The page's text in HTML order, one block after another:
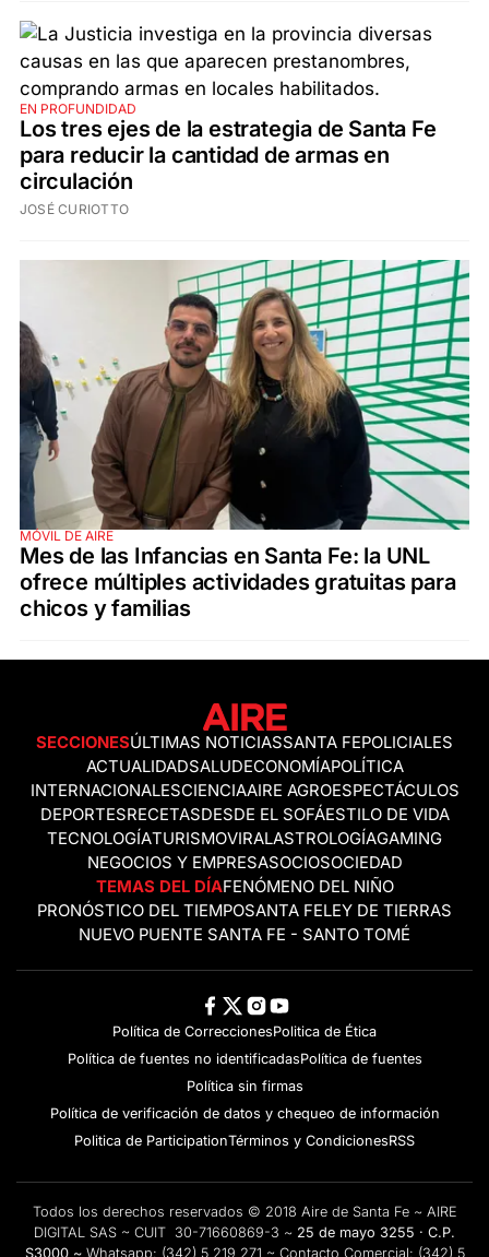
EN PROFUNDIDAD
Los tres ejes de la estrategia de Santa Fe
para reducir la cantidad de armas en
circulación
JOSÉ CURIOTTO
MÓVIL DE AIRE
Mes de las Infancias en Santa Fe: la UNL
ofrece múltiples actividades gratuitas para
chicos y familias
SECCIONESÚLTIMAS NOTICIASSANTA FEPOLICIALES
ACTUALIDADSALUDECONOMÍAPOLÍTICA
INTERNACIONALESCIENCIAAIRE AGROESPECTÁCULOS
DEPORTESRECETASDESDE EL SOFÁESTILO DE VIDA
TECNOLOGÍATURISMOVIRALASTROLOGÍAGAMING
NEGOCIOS Y EMPRESASOCIOSOCIEDAD
TEMAS DEL DÍAFENÓMENO DEL NIÑO
PRONÓSTICO DEL TIEMPOSANTA FELEY DE TIERRAS
NUEVO PUENTE SANTA FE - SANTO TOMÉ
Política de CorreccionesPolitica de Ética
Política de fuentes no identificadasPolítica de fuentes
Política sin firmas
Política de verificación de datos y chequeo de información
Politica de ParticipationTérminos y CondicionesRSS
Todos los derechos reservados © 2018 Aire de Santa Fe ~ AIRE
DIGITAL SAS ~ CUIT 30-71660869-3 ~ 25 de mayo 3255 · C.P.
S3000 ~ Whatsapp: (342) 5 219 271 ~ Contacto Comercial: (342) 5